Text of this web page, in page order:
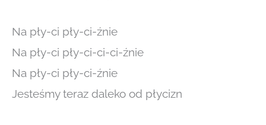
Na pły-ci pły-ci-źnie
Na pły-ci pły-ci-ci-ci-źnie
Na pły-ci pły-ci-źnie
Jesteśmy teraz daleko od płycizn